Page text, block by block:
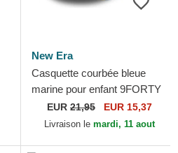
New Era
Casquette courbée bleue
marine pour enfant 9FORTY
All Over Print Superman DC
Comics New Era
EUR 21,95 EUR 15,37
Livraison le mardi, 11 aout